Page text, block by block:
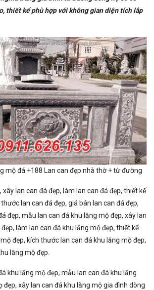
thiết kế phù hợp với không gian diện tích lắp
mộ đá +188 Lan can đẹp nhà thờ + từ đường
xây lan can đá đẹp, làm lan can đá đẹp, thiết kế
lan can đá đẹp, giá bán lan can đá đẹp,
đẹp, mẫu lan can đá khu lăng mộ đẹp, xây lan
làm lan can đá khu lăng mộ đẹp, thiết kế
đẹp, kích thước lan can đá khu lăng mộ đẹp,
lăng mộ đẹp.
khu lăng mộ đẹp, mẫu lan can đá khu lăng
đẹp, xây lan can đá khu lăng mộ gia đình dòng